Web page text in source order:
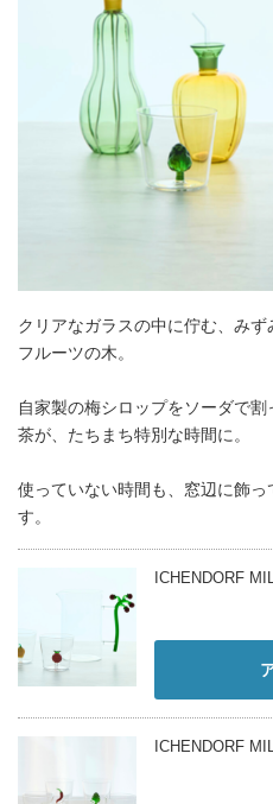
クリアなガラスの中に佇む、み
フルーツの木。
自家製の梅シロップをソーダで
茶が、たちまち特別な時間に。
使っていない時間も、窓辺に飾
す。
ICHENDORF
ICHENDORF